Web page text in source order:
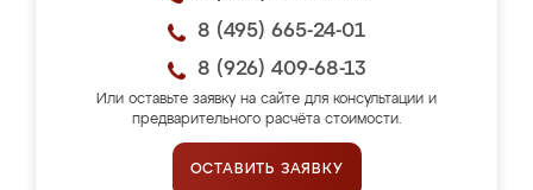
8 (495) 665-24-01
8 (926) 409-68-13
Или оставьте заявку на сайте для консультации и
предварительного расчёта стоимости.
ОСТАВИТЬ ЗАЯВКУ